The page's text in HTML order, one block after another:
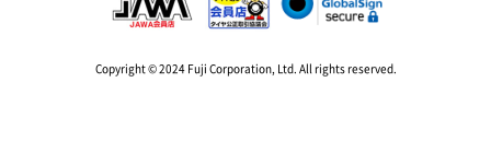
Copyright © 2024 Fuji Corporation, Ltd. All rights reserved.